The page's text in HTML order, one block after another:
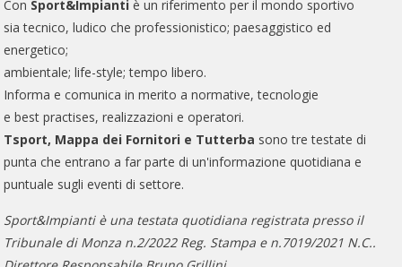
Con Sport&Impianti è un riferimento per il mondo sportivo
sia tecnico, ludico che professionistico; paesaggistico ed
energetico;
ambientale; life-style; tempo libero.
Informa e comunica in merito a normative, tecnologie
e best practises, realizzazioni e operatori.
Tsport, Mappa dei Fornitori e Tutterba sono tre testate di
punta che entrano a far parte di un'informazione quotidiana e
puntuale sugli eventi di settore.
Sport&Impianti è una testata quotidiana registrata presso il
Tribunale di Monza n.2/2022 Reg. Stampa e n.7019/2021 N.C..